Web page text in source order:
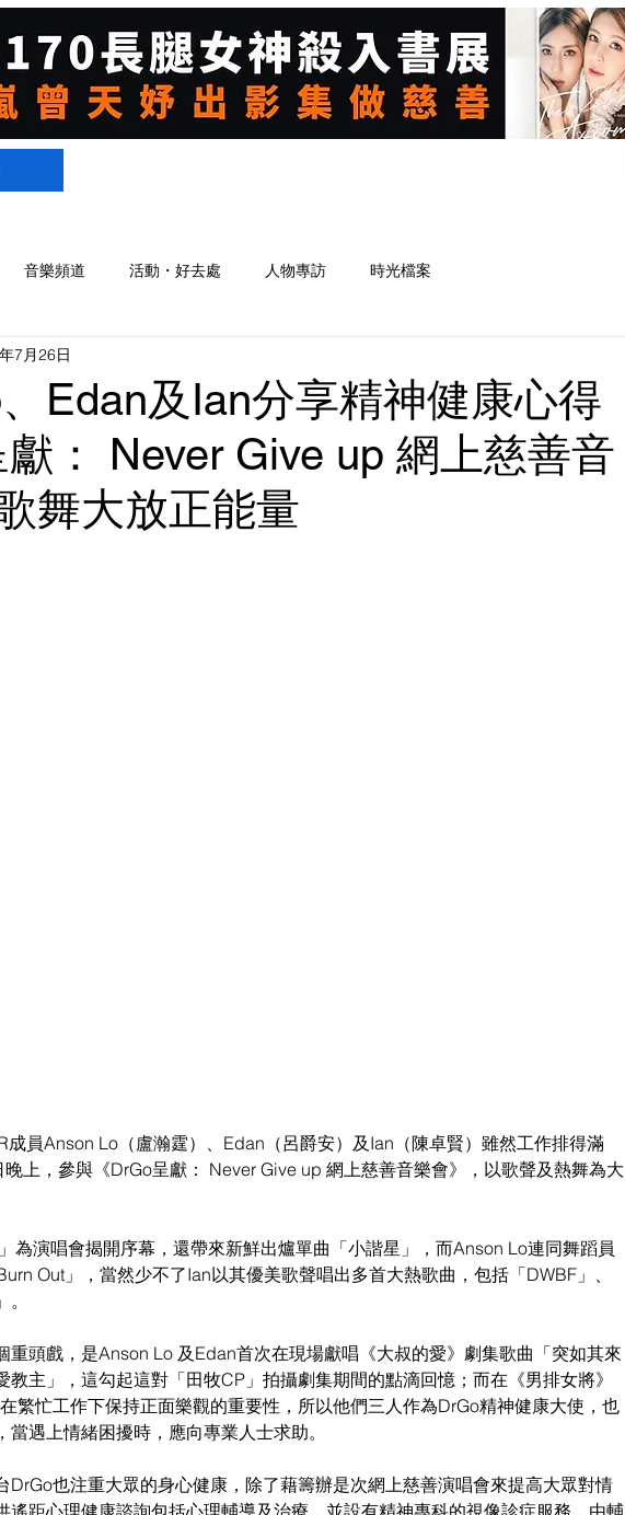
音樂頻道 活動・好去處 人物專訪 時光檔案
Edan及Ian分享精神健康心得
： Never Give up 網上慈善音
舞大放正能量
7月26日
成員Anson Lo（盧瀚霆）、Edan（呂爵安）及Ian（陳卓賢）雖然工作排得滿
上，參與《DrGo呈獻： Never Give up 網上慈善音樂會》，以歌聲及熱舞為大
為演唱會揭開序幕，還帶來新鮮出爐單曲「小諧星」，而Anson Lo連同舞蹈員
Out」，當然少不了Ian以其優美歌聲唱出多首大熱歌曲，包括「DWBF」、
重頭戲，是Anson Lo 及Edan首次在現場獻唱《大叔的愛》劇集歌曲「突如其來
教主」，這勾起這對「田牧CP」拍攝劇集期間的點滴回憶；而在《男排女將》
繁忙工作下保持正面樂觀的重要性，所以他們三人作為DrGo精神健康大使，也
遇上情緒困擾時，應向專業人士求助。
DrGo也注重大眾的身心健康，除了藉籌辦是次網上慈善演唱會來提高大眾對情
遙距心理健康諮詢包括心理輔導及治療，並設有精神專科的視像診症服務，由輔